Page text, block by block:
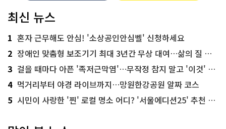
최신 뉴스
1 혼자 근무해도 안심! '소상공인안심벨' 신청하세요
2 장애인 맞춤형 보조기기 최대 3년간 무상 대여…삶의 질 높인다
3 걸을 때마다 아픈 '족저근막염'…무작정 참지 말고 '이것' 해보세요!
4 먹거리부터 야경 라이브까지…망원한강공원 알짜 코스
5 시민이 사랑한 '찐' 로컬 명소 어디? '서울에디션25' 추천 코스